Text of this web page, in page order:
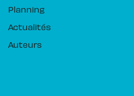
Planning
Actualités
Auteurs